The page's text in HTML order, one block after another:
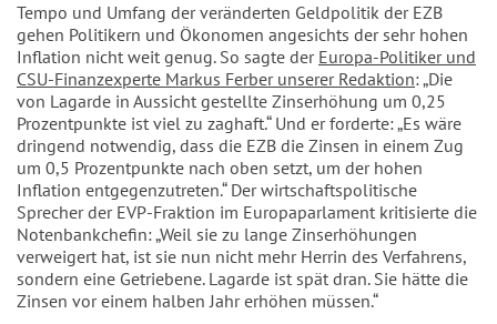
Tempo und Umfang der veränderten Geldpolitik der EZB
gehen Politikern und Ökonomen angesichts der sehr hohen
Inflation nicht weit genug. So sagte der Europa-Politiker und
CSU-Finanzexperte Markus Ferber unserer Redaktion: „Die
von Lagarde in Aussicht gestellte Zinserhöhung um 0,25
Prozentpunkte ist viel zu zaghaft.“ Und er forderte: „Es wäre
dringend notwendig, dass die EZB die Zinsen in einem Zug
um 0,5 Prozentpunkte nach oben setzt, um der hohen
Inflation entgegenzutreten.“ Der wirtschaftspolitische
Sprecher der EVP-Fraktion im Europaparlament kritisierte die
Notenbankchefin: „Weil sie zu lange Zinserhöhungen
verweigert hat, ist sie nun nicht mehr Herrin des Verfahrens,
sondern eine Getriebene. Lagarde ist spät dran. Sie hätte die
Zinsen vor einem halben Jahr erhöhen müssen.“